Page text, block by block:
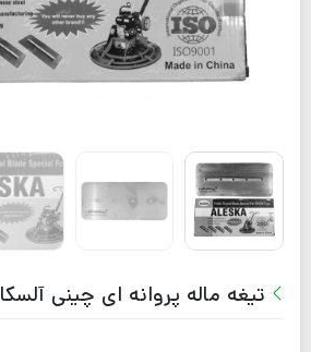
تیغه ماله پروانه ای چینی آلسکا 90